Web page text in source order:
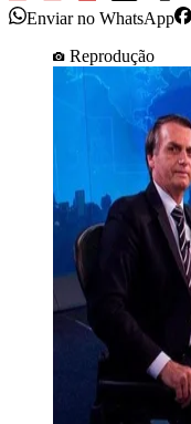
Enviar no WhatsApp
Reprodução